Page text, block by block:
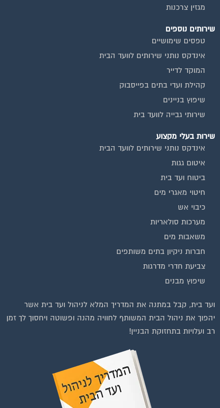
מגזין צרכנות
שירותים נוספים
טפסים שימושיים
אינדקס נותני שירותים לוועד הבית
המוקד לדייר
קהילת ועדי בתים בפייסבוק
שיפוץ בניינים
שירותי גבייה לוועד בית
שירות בעלי מקצוע
אינדקס נותני שירותים לוועד הבית
איטום גגות
ביטוח ועד בית
חיטוי מאגרי מים
כיבוי אש
מערכות סולאריות
משאבות מים
חברות ניקיון בתים משותפים
צביעת חדרי מדרגות
שיפוץ מבנים
ועד בית, קבל במתנה את המדריך המלא לניהול ועד בית אשר
יהפוך את ניהול הבית המשותף לחוויה מהנה ופשוטה ויחסוך לך זמן
רב ועלויות בתחזוקת הבניין!
לחצו על התמונה או על הכפתור ושלחו בקשת הצטרפות בדף
הקבוצה
לחץ למעבר לקבוצה